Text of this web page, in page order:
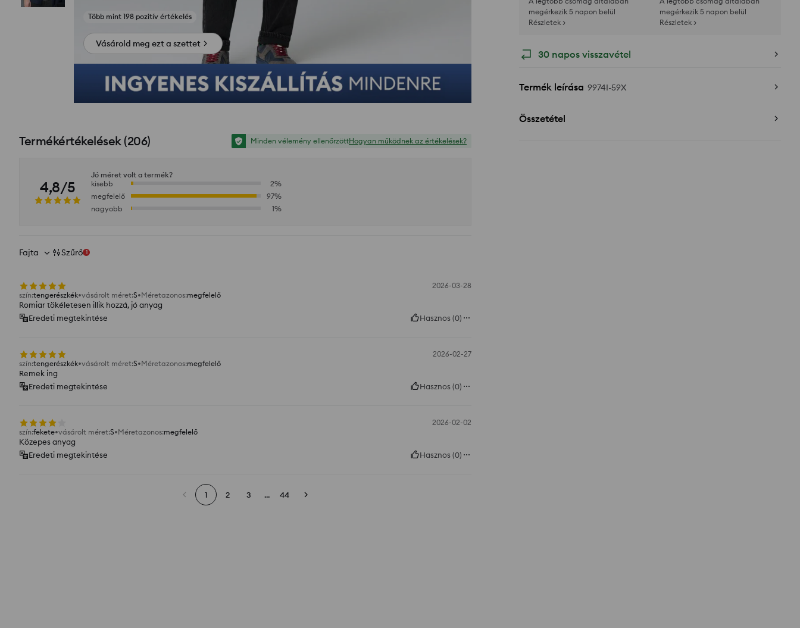
megérkezik 5 napon belül
Részletek >
megérkezik 5 napon belül
Részletek >
30 napos visszavétel
Termék leírása 9974I-59X
Összetétel
Fotók az értékelésekből
Vásárold meg ezt a szettet
Termékértékelések (206) Minden vélemény ellenőrzöttHogyan működnek az értékelések?
4,8/5
Jó méret volt a termék?
kisebb
2%
megfelelő
97%
nagyobb
1%
Fajta Szűrő 1
2026-03-28
szín:tengerészkék vásárolt méret:S Méretazonos:megfelelő
Romiar tökéletesen illik hozzá, jó anyag
Eredeti megtekintése
Hasznos (0)
2026-02-27
szín:tengerészkék vásárolt méret:S Méretazonos:megfelelő
Remek ing
Eredeti megtekintése
Hasznos (0)
2026-02-02
szín:fekete vásárolt méret:S Méretazonos:megfelelő
Közepes anyag
Eredeti megtekintése
Hasznos (0)
1 2 3 ... 44